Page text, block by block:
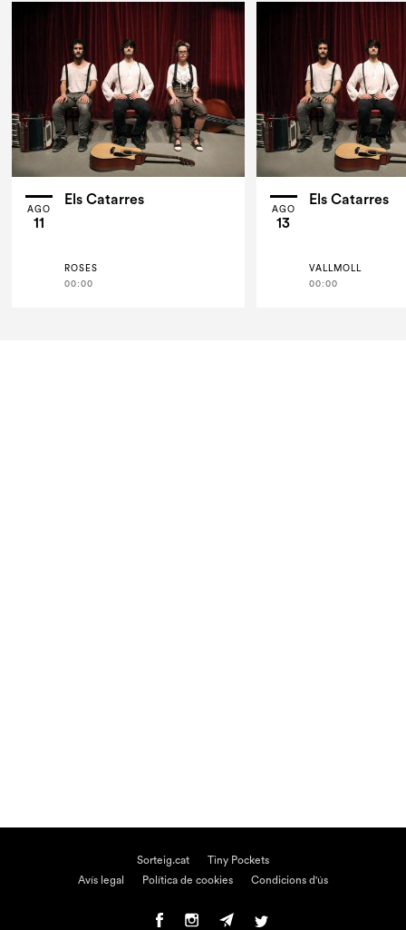
AGO
11
Els Catarres
ROSES
00:00
AGO
13
Els Catarres
VALLMOLL
00:00
Sorteig.cat
Tiny Pockets
Avís legal
Política de cookies Condicions d'ús